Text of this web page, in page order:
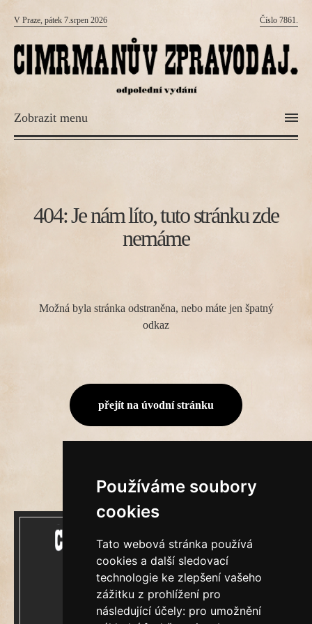
Používáme soubory
cookies
Tato webová stránka používá
cookies a další sledovací
technologie ke zlepšení vašeho
zážitku z prohlížení pro
následující účely: pro umožnění
V Praze, pátek 7.srpen 2026 Číslo 7861.
Zobrazit menu
404: Je nám líto, tuto stránku zde
nemáme
Možná byla stránka odstraněna, nebo máte jen špatný
odkaz
přejít na úvodní stránku
Mecenášem Cimrmanova Zpravodaje je
společnost